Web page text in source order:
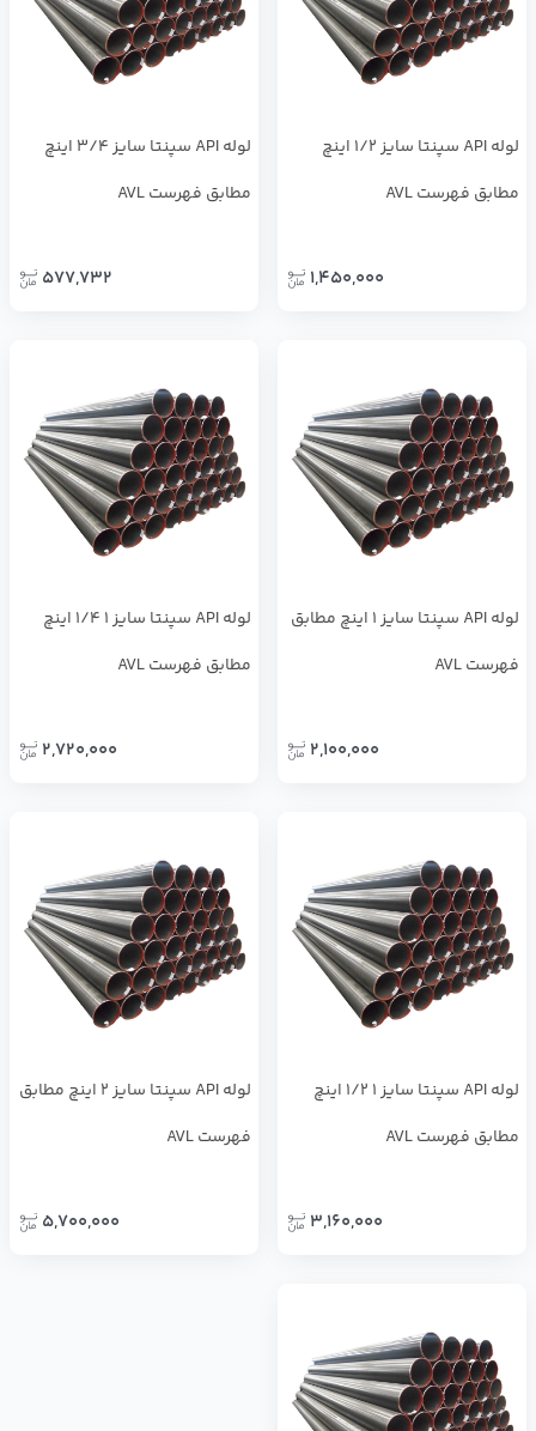
لوله API سپنتا سایز 1/2 اینچ
مطابق فهرست AVL
1,450,000
لوله API سپنتا سایز 3/4 اینچ
مطابق فهرست AVL
577,732
لوله API سپنتا سایز 1 اینچ مطابق
فهرست AVL
2,100,000
لوله API سپنتا سایز 1 1/4 اینچ
مطابق فهرست AVL
2,720,000
لوله API سپنتا سایز 1 1/2 اینچ
مطابق فهرست AVL
3,160,000
لوله API سپنتا سایز 2 اینچ مطابق
فهرست AVL
5,700,000